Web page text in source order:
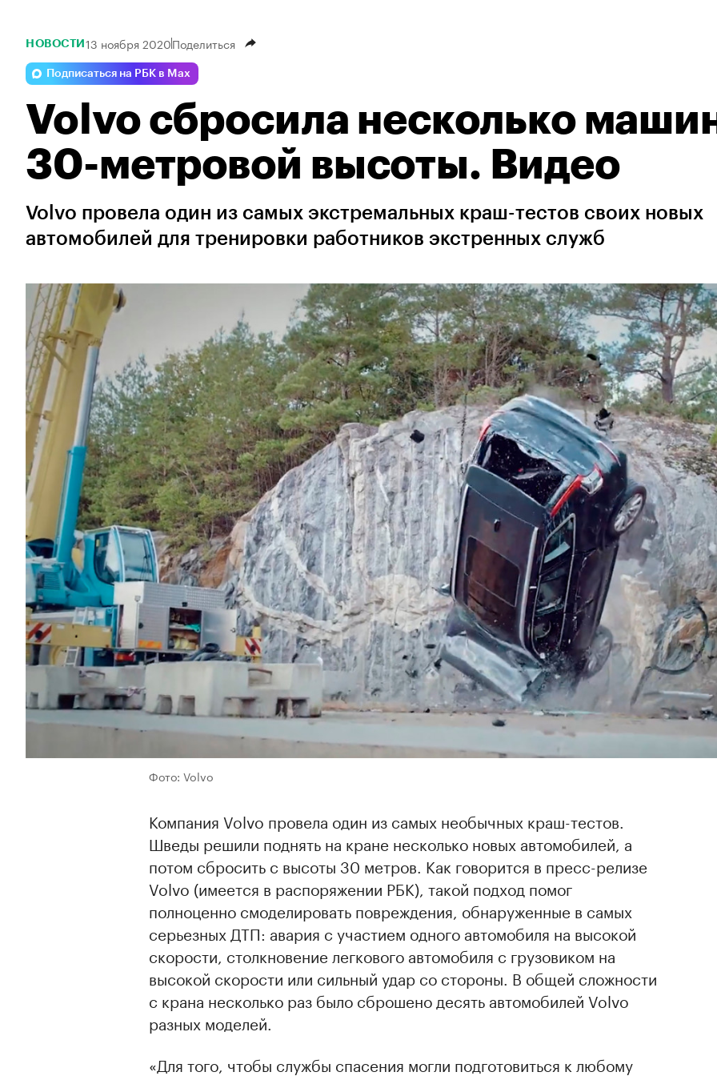
НОВОСТИ 13 ноября 2020Поделиться
Подписаться на РБК в Max
Volvo сбросила несколько
30-метровой высоты. Видео
Volvo провела один из самых экстремальных краш-тестов своих новых
автомобилей для тренировки работников экстренных служб
Фото: Volvo
Компания Volvo провела один из самых необычных краш-тестов.
Шведы решили поднять на кране несколько новых автомобилей, а
потом сбросить с высоты 30 метров. Как говорится в пресс-релизе
Volvo (имеется в распоряжении РБК), такой подход помог
полноценно смоделировать повреждения, обнаруженные в самых
серьезных ДТП: авария с участием одного автомобиля на высокой
скорости, столкновение легкового автомобиля с грузовиком на
высокой скорости или сильный удар со стороны. В общей сложности
с крана несколько раз было сброшено десять автомобилей Volvo
разных моделей.
«Для того, чтобы службы спасения могли подготовиться к любому